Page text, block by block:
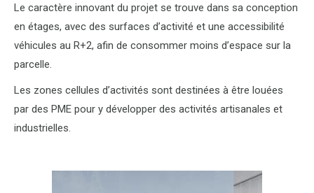
Le caractère innovant du projet se trouve dans sa conception
en étages, avec des surfaces d’activité et une accessibilité
véhicules au R+2, afin de consommer moins d’espace sur la
parcelle.
Les zones cellules d’activités sont destinées à être louées
par des PME pour y développer des activités artisanales et
industrielles.